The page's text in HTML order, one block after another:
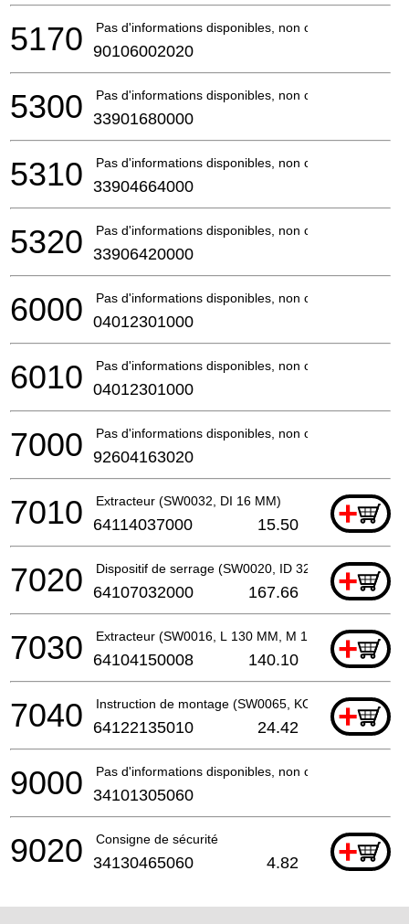
Pas d'informations disponibles, non commandable
5170 90106002020
Pas d'informations disponibles, non commandable
5300 33901680000
Pas d'informations disponibles, non commandable
5310 33904664000
Pas d'informations disponibles, non commandable
5320 33906420000
Pas d'informations disponibles, non commandable
6000 04012301000
Pas d'informations disponibles, non commandable
6010 04012301000
Pas d'informations disponibles, non commandable
7000 92604163020
Extracteur (SW0032, DI 16 MM) +
7010 64114037000 15.50
Dispositif de serrage (SW0020, ID 32 MM, M 8)
+
7020 64107032000 167.66
Extracteur (SW0016, L 130 MM, M 12) +
7030 64104150008 140.10
Instruction de montage (SW0065, KONUS, 8 ... 11
+
7040 64122135010 24.42
Pas d'informations disponibles, non commandable
9000 34101305060
Consigne de sécurité +
9020 34130465060 4.82